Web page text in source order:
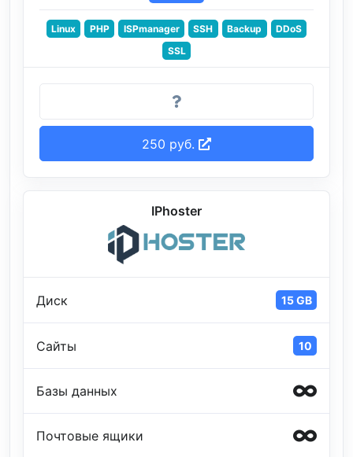
Linux PHP ISPmanager SSH Backup
DDoS
SSL
250 руб.
IPhoster
Диск 15 GB
Сайты 10
Базы данных
Почтовые ящики